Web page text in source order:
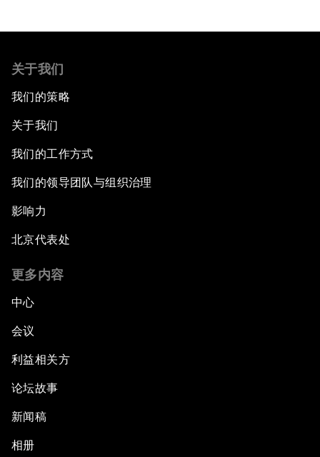
关于我们
我们的策略
关于我们
我们的工作方式
我们的领导团队与组织治理
影响力
北京代表处
更多内容
中心
会议
利益相关方
论坛故事
新闻稿
相册